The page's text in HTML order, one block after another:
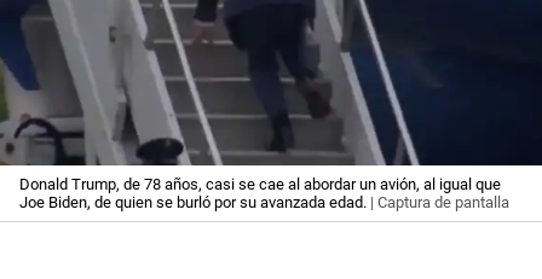
Donald Trump, de 78 años, casi se cae al abordar un avión, al igual que
Joe Biden, de quien se burló por su avanzada edad. | Captura de pantalla